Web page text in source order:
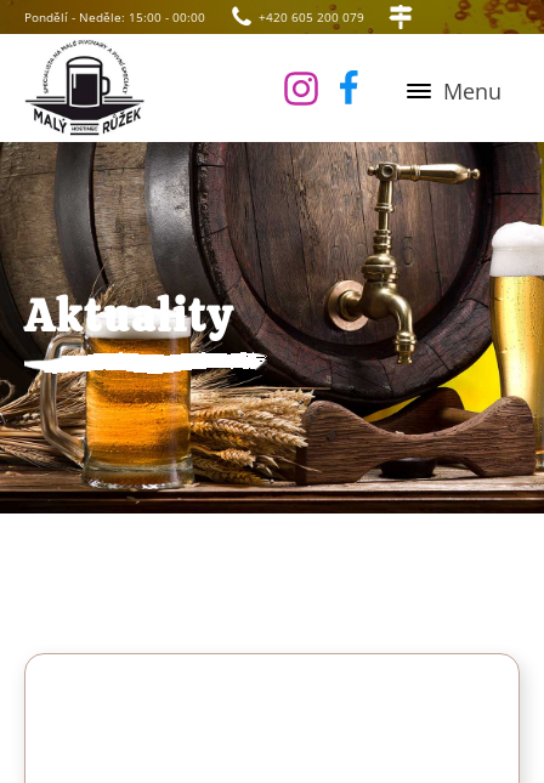
Pondělí - Neděle: 15:00 - 00:00 +420 605 200 079
Menu
Aktuality